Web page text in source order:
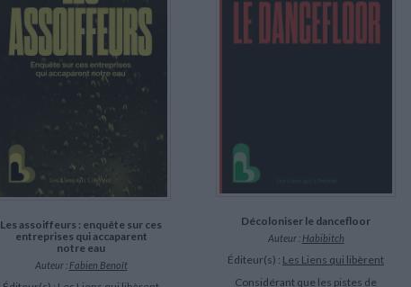
LITTÉRATURE DE VOYAGE
Récits des voyageurs et des
explorateurs
Relations et politiques
internationales
Sécurité nationale - Défense
ECOLOGIE - ENVIRONNEMENT
Histoire moderne
Histoire contemporaine
Etudes historiques
Généalogie - Héraldique
Franc-maçonnerie
Dictionnaires Français
Dictionnaires Bilingues
Langues universitaires -
Dictionnaires et méthodes
Méthodes Langues Grand public
Français langues étrangères
Les assoiffeurs : enquête sur ces
entreprises qui accaparent
notre eau
Auteur : Fabien Benoît
Décoloniser le dancefloor
Auteur : Habibitch
Éditeur(s) : Les Liens qui libèrent
Considérant que les pistes de